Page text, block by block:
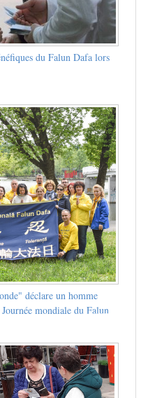
du Falun Dafa lors
déclare un homme
mondiale du Falun